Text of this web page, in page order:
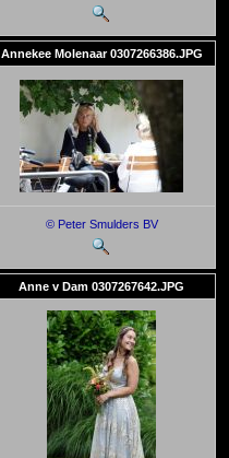
Annekee Molenaar 0307266386.JPG
© Peter Smulders BV
Anne v Dam 0307267642.JPG